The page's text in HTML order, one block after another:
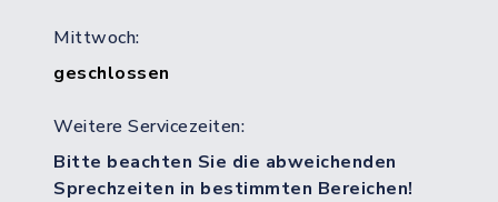
Mittwoch:
geschlossen
Weitere Servicezeiten:
Bitte beachten Sie die abweichenden
Sprechzeiten in bestimmten Bereichen!